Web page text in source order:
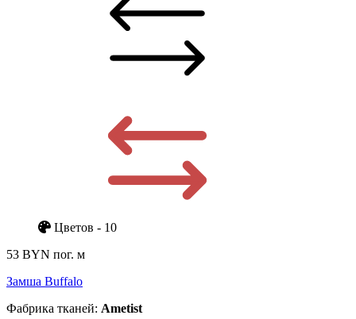
Цветов - 10
53 BYN пог. м
Замша Buffalo
Фабрика тканей: Ametist